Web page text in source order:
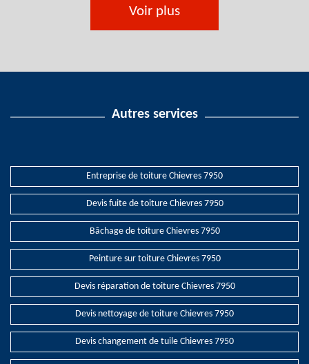
Voir plus
Autres services
Entreprise de toiture Chievres 7950
Devis fuite de toiture Chievres 7950
Bâchage de toiture Chievres 7950
Peinture sur toiture Chievres 7950
Devis réparation de toiture Chievres 7950
Devis nettoyage de toiture Chievres 7950
Devis changement de tuile Chievres 7950